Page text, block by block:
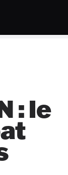
: le